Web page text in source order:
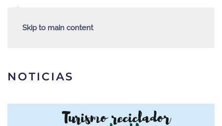
Skip to main content
NOTICIAS